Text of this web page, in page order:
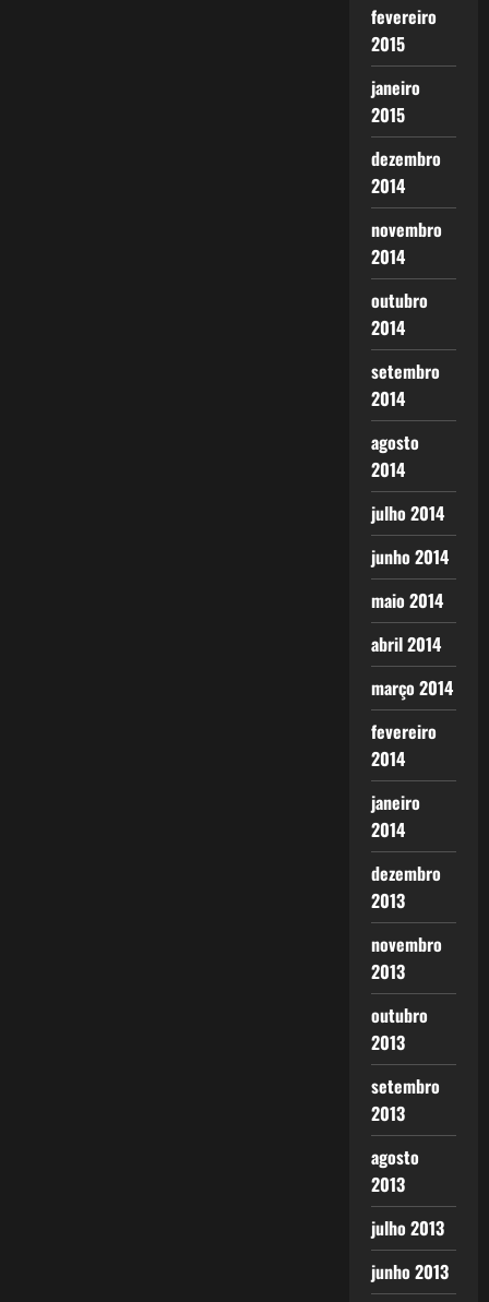
fevereiro
2015
janeiro
2015
dezembro
2014
novembro
2014
outubro
2014
setembro
2014
agosto
2014
julho 2014
junho 2014
maio 2014
abril 2014
março 2014
fevereiro
2014
janeiro
2014
dezembro
2013
novembro
2013
outubro
2013
setembro
2013
agosto
2013
julho 2013
junho 2013